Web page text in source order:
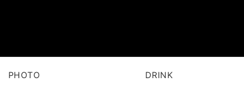
PHOTO DRINK